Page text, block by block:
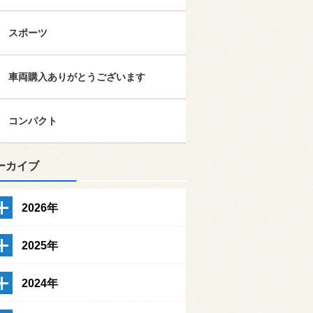
スポーツ
車両購入ありがとうございます
コンパクト
カイブ
2026年
2025年
2024年